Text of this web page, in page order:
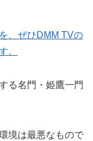
、ぜひDMM TVの
。
る名門・姫鷹一門
境は最悪なもので